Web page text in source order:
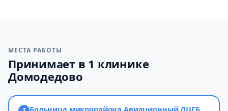
МЕСТА РАБОТЫ
Принимает в 1 клинике
Домодедово
Больница микрорайона Авиационный ДЦГБ